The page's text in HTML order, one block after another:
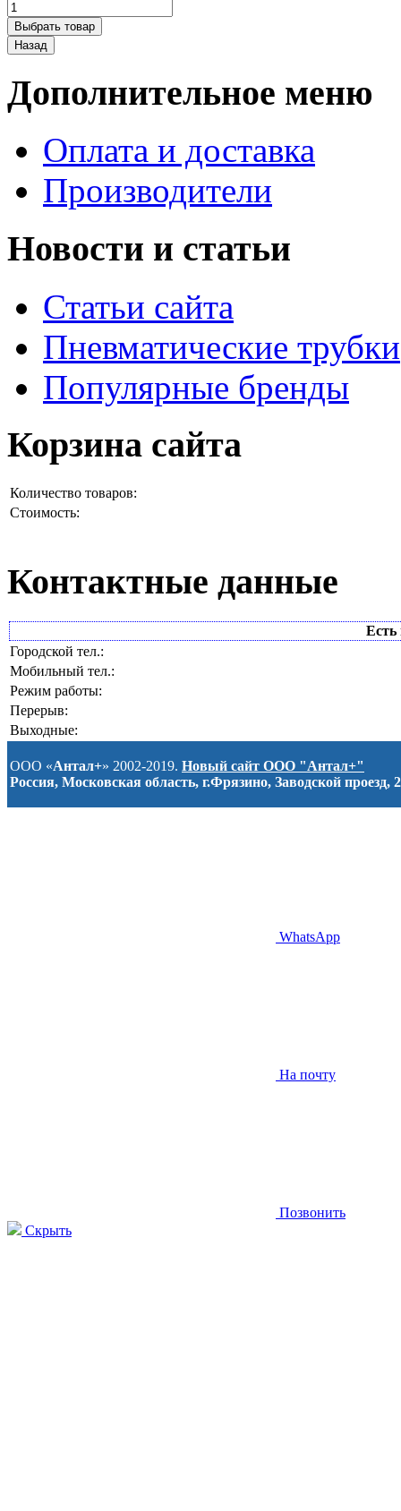
Дополнительное меню
Оплата и доставка
Производители
Новости и статьи
Статьи сайта
Пневматические трубки
Популярные бренды
Корзина сайта
Количество товаров:
Стоимость:
Контактные данные
Есть
Городской тел.:
Мобильный тел.:
Режим работы:
Перерыв:
Выходные:
ООО «Антал+» 2002-2019. Новый сайт ООО "Антал+"
Россия, Московская область, г.Фрязино, Заводской проезд, 2
WhatsApp
На почту
Позвонить
Скрыть